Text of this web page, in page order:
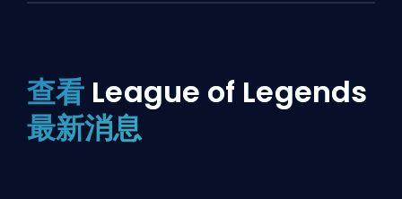
查看 League of Legends
最新消息